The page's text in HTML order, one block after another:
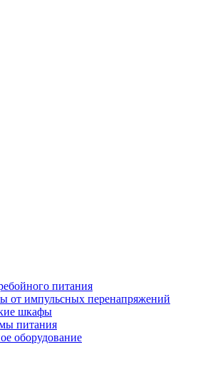
питания
от импульсных перенапряжений
шкафы
питания
оборудование